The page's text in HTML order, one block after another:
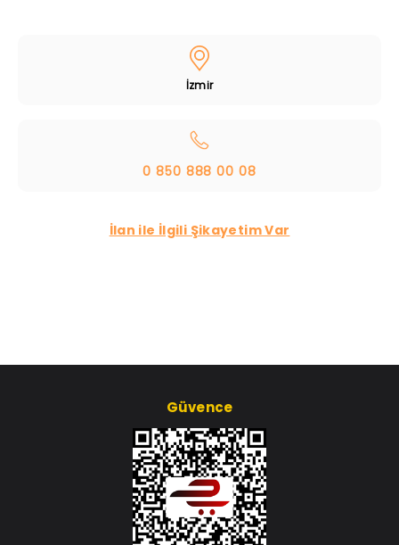
İzmir
0 850 888 00 08
İlan ile İlgili Şikayetim Var
Güvence